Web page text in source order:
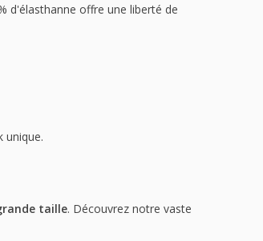
d'élasthanne offre une liberté de
unique.
taille. Découvrez notre vaste